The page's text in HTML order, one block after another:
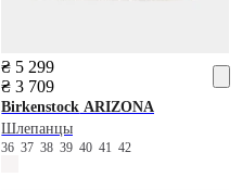
₴ 5 299
₴ 3 709
Birkenstock ARIZONA
Шлепанцы
36373839404142